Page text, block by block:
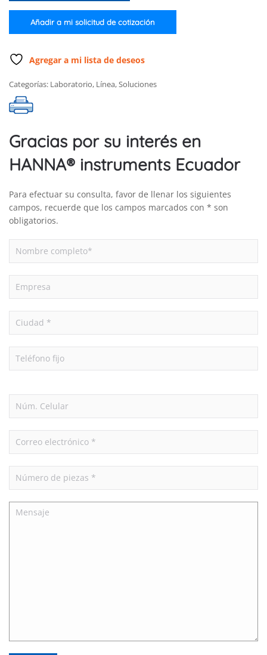
frasco
de
mL
Añadir a mi solicitud de cotización
Agregar a mi lista de deseos
Categorías: Laboratorio, Línea,Soluciones
Gracias por su interés en
HANNA® instruments Ecuador
Para efectuar su consulta, favor de llenar los siguientes
campos, recuerde que los campos marcados con * son
obligatorios.